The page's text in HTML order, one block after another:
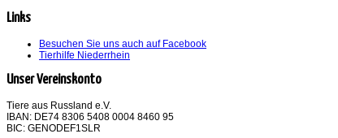
Links
Besuchen Sie uns auch auf Facebook
Tierhilfe Niederrhein
Unser Vereinskonto
Tiere aus Russland e.V.
IBAN: DE74 8306 5408 0004 8460 95
BIC: GENODEF1SLR